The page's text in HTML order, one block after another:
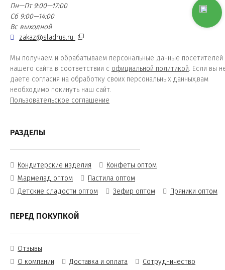
Пн—Пт 9:00—17:00
Сб 9:00—14:00
Вс выходной
zakaz@sladrus.ru
Мы получаем и обрабатываем персональные данные посетителей
нашего сайта в соответствии с официальной политикой. Если вы
даете согласия на обработку своих персональных данных,вам
необходимо покинуть наш сайт.
Пользовательское соглашение
РАЗДЕЛЫ
Кондитерские изделия
Конфеты оптом
Мармелад оптом
Пастила оптом
Детские сладости оптом
Зефир оптом Пряники оптом
ПЕРЕД ПОКУПКОЙ
Отзывы
О компании
Доставка и оплата Сотрудничество